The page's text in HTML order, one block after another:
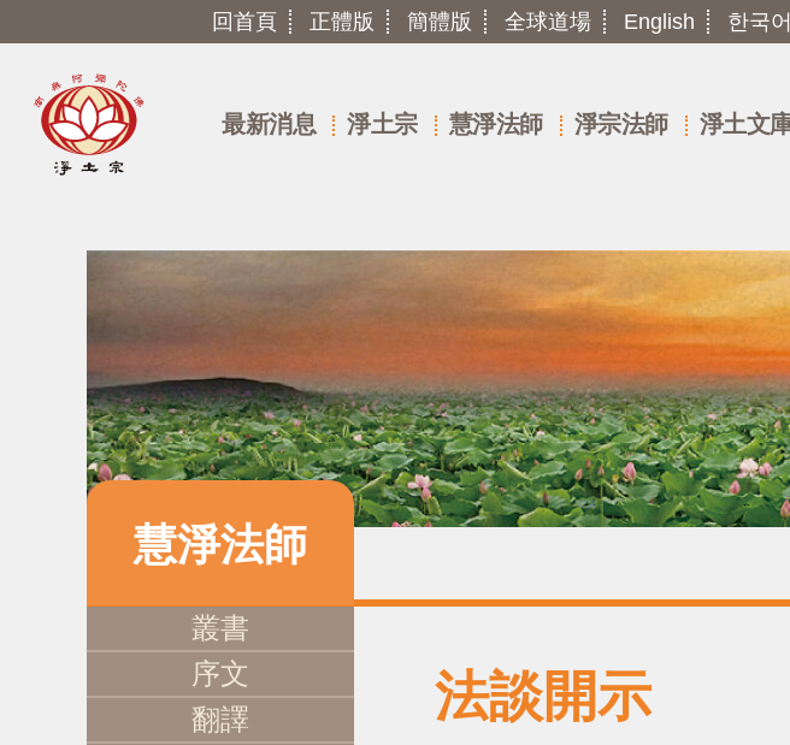
回首頁 正體版 簡體版 全球道場 English 한국어
最新消息 淨土宗 慧淨法師 淨宗法師 淨土文
慧淨法師
叢書
序文
翻譯
法談開示